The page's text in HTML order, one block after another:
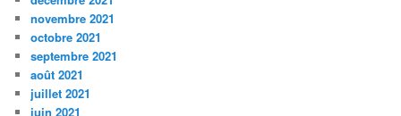
novembre 2021
octobre 2021
septembre 2021
août 2021
juillet 2021
juin 2021